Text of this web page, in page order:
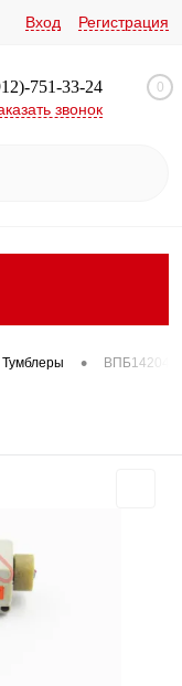
Вход Регистрация
751-33-24
звонок
0
• ВПБ14204-